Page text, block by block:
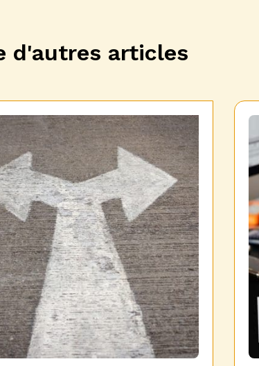
d'autres articles